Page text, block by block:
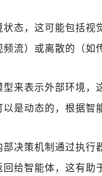
态，这可能包括视
流）或离散的（如
来表示外部环境，
是动态的，根据智
决策机制通过执行
给智能体，这有助